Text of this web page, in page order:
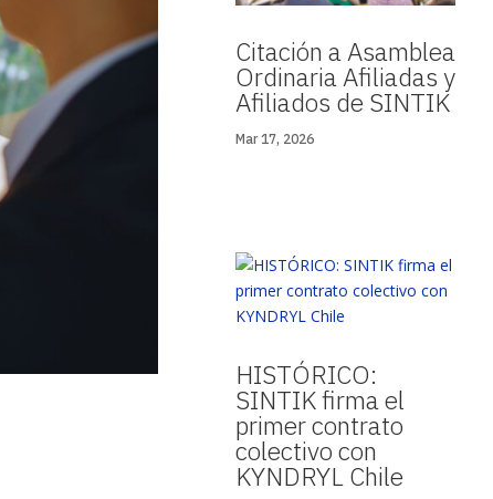
Citación a Asamblea
Ordinaria Afiliadas y
Afiliados de SINTIK
Mar 17, 2026
HISTÓRICO:
SINTIK firma el
primer contrato
colectivo con
KYNDRYL Chile